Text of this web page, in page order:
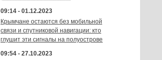
09:14 - 01.12.2023
Крымчане остаются без мобильной
связи и спутниковой навигации: кто
глушит эти сигналы на полуострове
09:54 - 27.10.2023